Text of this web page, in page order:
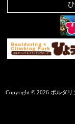
Copyright © 2026 ボルダ